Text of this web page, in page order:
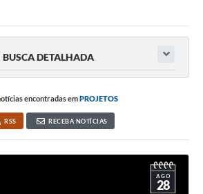
BUSCA DETALHADA
encontradas emPROJETOS
RSS RECEBA NOTÍCIAS
AGO
28